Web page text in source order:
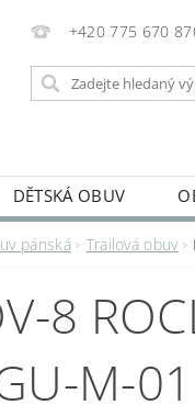
+420 775 670
DĚTSKÁ OBUV
PRODEJNA
pánská Trailová obuv
8
M-01